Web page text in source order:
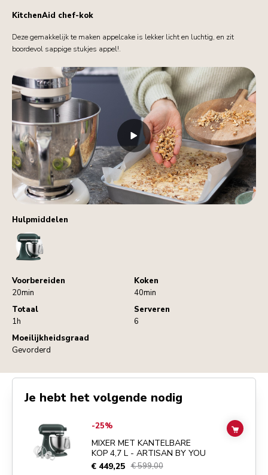
Hulpmiddelen
StandMixer
Voorbereiden
20min
Koken
40min
Totaal
1h
Serveren
6
Moeilijkheidsgraad
Gevorderd
KitchenAid chef-kok
Deze gemakkelijk te maken appelcake is lekker licht en luchtig, en zit
boordevol sappige stukjes appel!.
Je hebt het volgende nodig
Go toMIXER MET KANTELBARE KOP 4,7 L - ARTISAN BY YOU
-25%
MIXER MET KANTELBARE
KOP 4,7 L - ARTISAN BY YOU
€ 449,25 € 599,00
ADD